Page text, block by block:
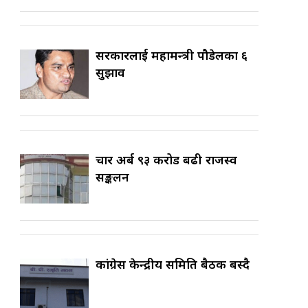
सरकारलाई महामन्त्री पौडेलका ६
सुझाव
चार अर्ब ९३ करोड बढी राजस्व
सङ्कलन
कांग्रेस केन्द्रीय समिति बैठक बस्दै